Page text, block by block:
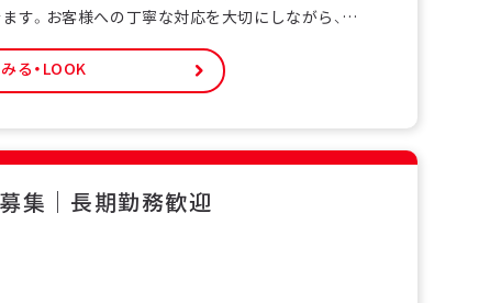
す。お客様への丁寧な対応を大切にしながら、チ
でも研修制度があり、日本の飲食サービスを基礎か
態で、長期的なキャリア形成が可能です。シフト制
みる・LOOK
集｜長期勤務歓迎